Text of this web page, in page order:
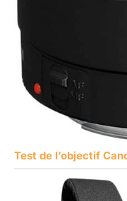
Test de l’objectif